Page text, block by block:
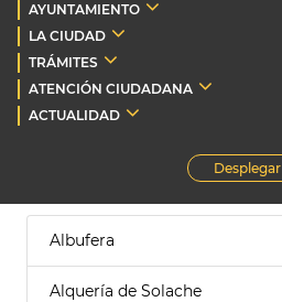
AYUNTAMIENTO
LA CIUDAD
TRÁMITES
ATENCIÓN CIUDADANA
ACTUALIDAD
Desplegar
Albufera
Alquería de Solache